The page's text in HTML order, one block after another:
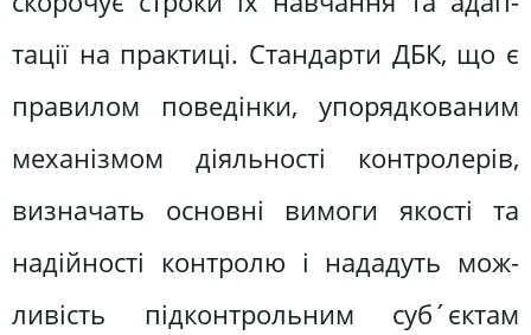
тації на практиці. Стандарти ДБК, що є
правилом поведінки, упорядкованим
механізмом діяльності контролерів,
визначать основні вимоги якості та
надійності контролю і нададуть мож­
ливість підконтрольним суб´єктам